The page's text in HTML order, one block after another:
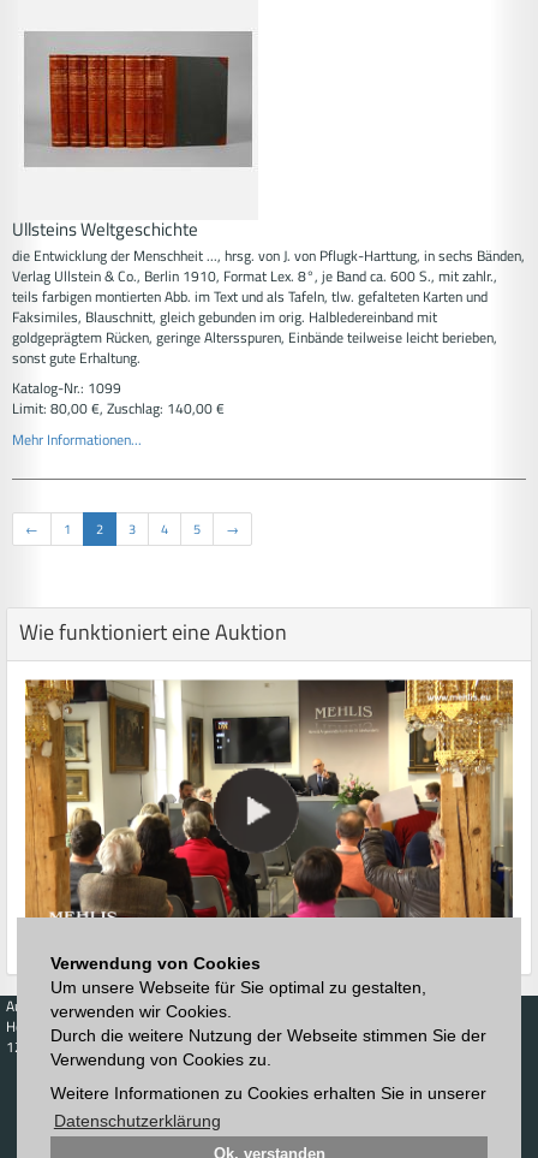
Verwendung von Cookies
Um unsere Webseite für Sie optimal zu gestalten,
verwenden wir Cookies.
Durch die weitere Nutzung der Webseite stimmen Sie der
Verwendung von Cookies zu.
Weitere Informationen zu Cookies erhalten Sie in unserer
Datenschutzerklärung
Ok, verstanden
Ullsteins Weltgeschichte
die Entwicklung der Menschheit ..., hrsg. von J. von Pflugk-Harttung, in sechs Bänden,
Verlag Ullstein & Co., Berlin 1910, Format Lex. 8°, je Band ca. 600 S., mit zahlr.,
teils farbigen montierten Abb. im Text und als Tafeln, tlw. gefalteten Karten und
Faksimiles, Blauschnitt, gleich gebunden im orig. Halbledereinband mit
goldgeprägtem Rücken, geringe Altersspuren, Einbände teilweise leicht berieben,
sonst gute Erhaltung.
Katalog-Nr.: 1099
Limit: 80,00 €, Zuschlag: 140,00 €
Mehr Informationen...
← 1 2 3 4 5 →
Wie funktioniert eine Auktion
Auktionen
Höchstzuschläge
123. Auktion
Zeitplan
Katalog
Kaufen
Kalender
Höchstzuschläge
Auktionshaus
Registrieren
Downloads